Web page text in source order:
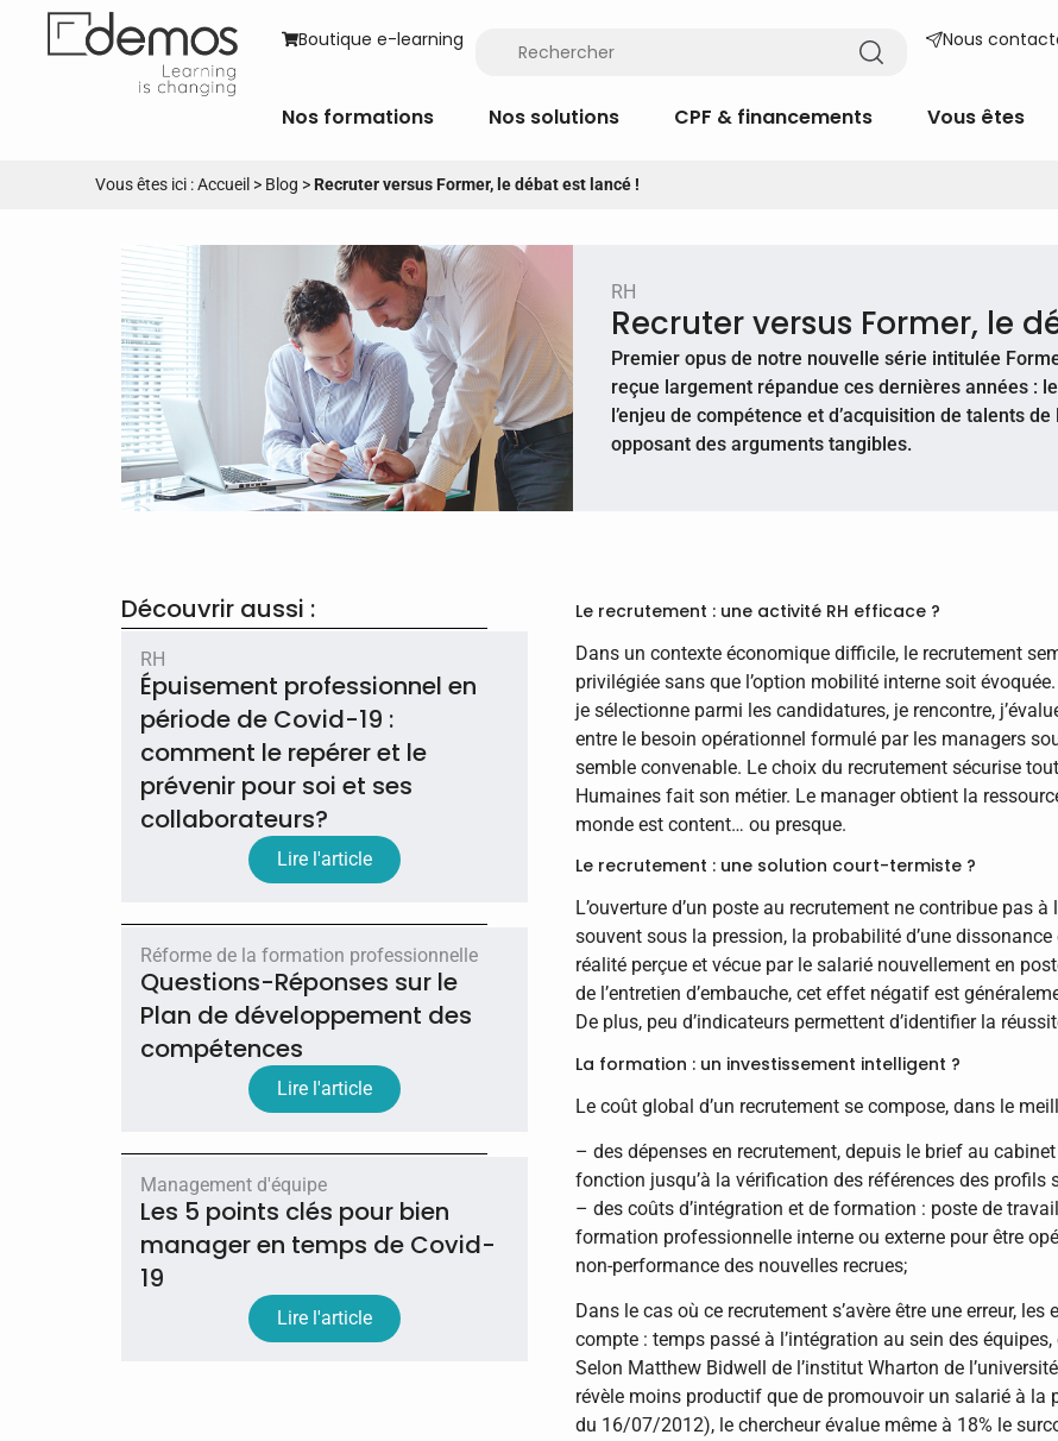
Boutique e-learning Nous
Nos formations Nos solutions CPF & financements Vous êtes
Vous êtes ici :Accueil > Blog >Recruter versus Former, le débat est lancé !
RH
Recruter versus Former, le
Premier opus de notre nouvelle série intitulée
reçue largement répandue ces dernières années :
l’enjeu de compétence et d’acquisition de talents
opposant des arguments tangibles.
Découvrir aussi :
RH
Épuisement professionnel en
période de Covid-19 :
comment le repérer et le
prévenir pour soi et ses
collaborateurs?
Lire l'article
Réforme de la formation professionnelle
Questions-Réponses sur le
Plan de développement des
compétences
Lire l'article
Management d'équipe
Les 5 points clés pour bien
manager en temps de Covid-
19
Lire l'article
Le recrutement : une activité RH efficace ?
Dans un contexte économique difficile, le recrutement
privilégiée sans que l’option mobilité interne soit
je sélectionne parmi les candidatures, je rencontre,
entre le besoin opérationnel formulé par les managers
semble convenable. Le choix du recrutement sécurise
Humaines fait son métier. Le manager obtient la
monde est content… ou presque.
Le recrutement : une solution court-termiste ?
L’ouverture d’un poste au recrutement ne contribue pas
souvent sous la pression, la probabilité d’une
réalité perçue et vécue par le salarié nouvellement en
de l’entretien d’embauche, cet effet négatif est
De plus, peu d’indicateurs permettent d’identifier la
La formation : un investissement intelligent ?
Le coût global d’un recrutement se compose, dans le
– des dépenses en recrutement, depuis le brief au
fonction jusqu’à la vérification des références des profils
– des coûts d’intégration et de formation : poste de
formation professionnelle interne ou externe pour être
non-performance des nouvelles recrues;
Dans le cas où ce recrutement s’avère être une erreur,
compte : temps passé à l’intégration au sein des
Selon Matthew Bidwell de l’institut Wharton de
révèle moins productif que de promouvoir un salarié à
du 16/07/2012), le chercheur évalue même à 18% le